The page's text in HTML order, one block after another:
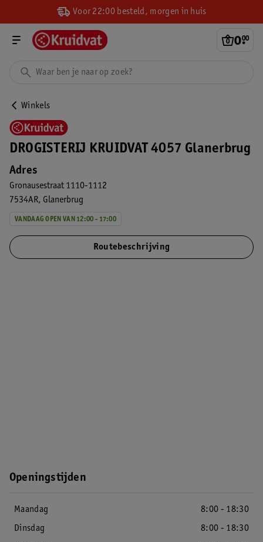
Voor 22:00 besteld, morgen in huis
0.
00
Winkels
DROGISTERIJ KRUIDVAT 4057 Glanerbrug
Adres
Gronausestraat 1110-1112
7534AR Glanerbrug
VANDAAG OPEN VAN 12:00 - 17:00
Routebeschrijving
Openingstijden
Maandag
8:00 - 18:30
Dinsdag
8:00 - 18:30